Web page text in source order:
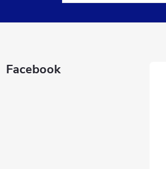
Facebook